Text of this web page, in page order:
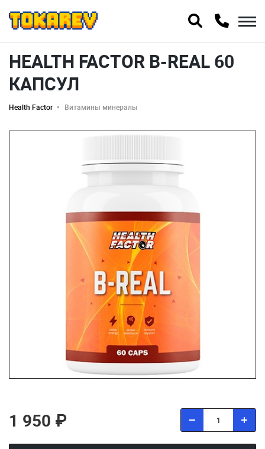
HEALTH FACTOR B-REAL 60
КАПСУЛ
Health Factor Витамины минералы
1 950 ₽